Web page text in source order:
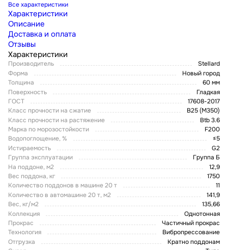
Все характеристики
Характеристики
Описание
Доставка и оплата
Отзывы
Характеристики
Производитель
Stellard
Форма
Новый город
Толщина
60 мм
Поверхность
Гладкая
ГОСТ
17608-2017
Класс прочности на сжатие
В25 (М350)
Класс прочности на растяжение
Btb 3.6
Марка по морозостойкости
F200
Водопоглощение, %
≤5
Истираемость
G2
Группа эксплуатации
Группа Б
На поддоне, м2
12,9
Вес поддона, кг
1750
Количество поддонов в машине 20 т
11
Количество в автомашине 20 т, м2
141,9
Вес, кг/м2
135,66
Коллекция
Однотонная
Прокрас
Частичный прокрас
Технология
Вибропрессование
Отгрузка
Кратно поддонам